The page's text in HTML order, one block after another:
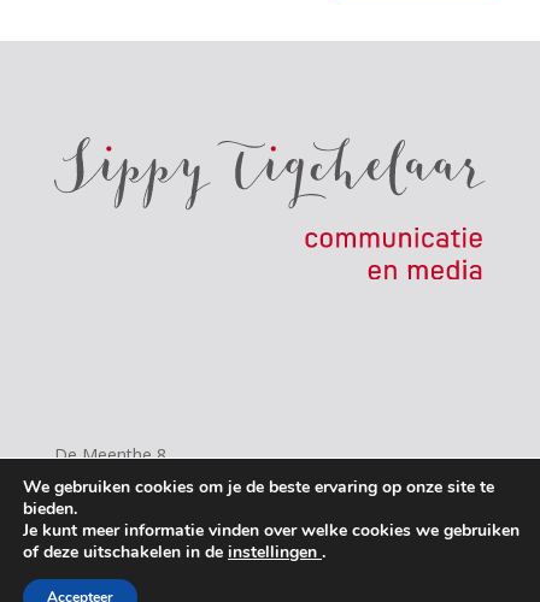
De Meenthe 8
8471 ZP Wolvega
mail@sippytigchelaar.nl
We gebruiken cookies om je de beste ervaring op onze site te
bieden.
Je kunt meer informatie vinden over welke cookies we gebruiken
of deze uitschakelen in de instellingen .
Accepteer